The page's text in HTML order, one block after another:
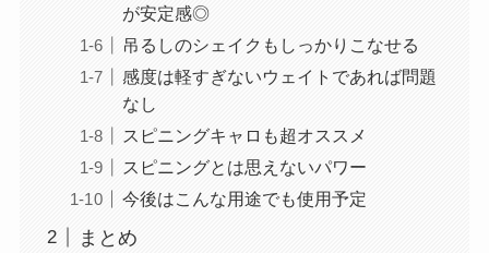
が安定感◎
吊るしのシェイクもしっかりこなせる
感度は軽すぎないウェイトであれば問題
なし
スピニングキャロも超オススメ
スピニングとは思えないパワー
今後はこんな用途でも使用予定
まとめ